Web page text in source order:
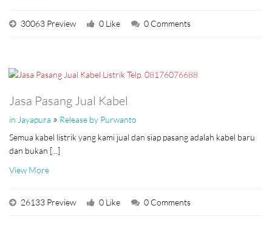
30063 Preview 0 Like 0 Comments
Jasa Pasang Jual Kabel
in Jayapura » Release by Purwanto
Semua kabel listrik yang kami jual dan siap pasang adalah kabel baru
dan bukan [...]
View More
26133 Preview 0 Like 0 Comments